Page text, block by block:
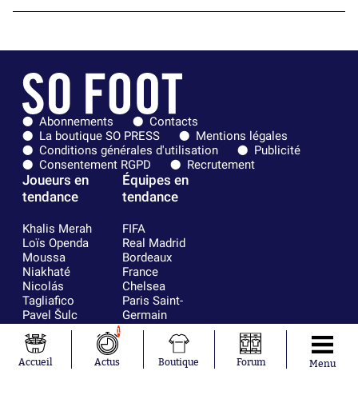
Abonnements
Contacts
La boutique SO PRESS
Mentions légales
Conditions générales d'utilisation
Publicité
Consentement RGPD
Recrutement
Joueurs en
tendance
Khalis Merah
Loïs Openda
Moussa
Niakhaté
Nicolás
Tagliafico
Pavel Šulc
Gauthier Hein
Lionel Messi
Gonzalo
García Torres
Équipes en
tendance
FIFA
Real Madrid
Bordeaux
France
Chelsea
Paris Saint-
Germain
Olympique
AC Milan
RC Strasbourg
Accueil
1
Actus Boutique Forum Menu